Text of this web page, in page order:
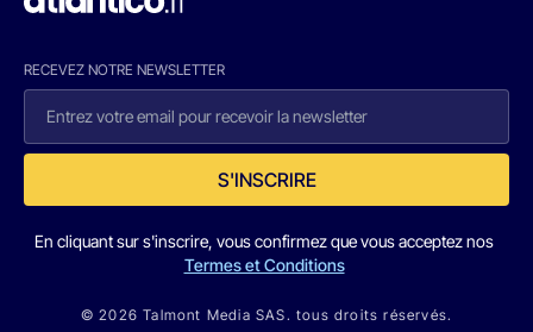
RECEVEZ NOTRE NEWSLETTER
S'INSCRIRE
En cliquant sur s'inscrire, vous confirmez que vous acceptez nos
Termes et Conditions
© 2026 Talmont Media SAS. tous droits réservés.